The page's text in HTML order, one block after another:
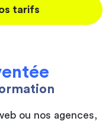
tarifs
ou nos agences,